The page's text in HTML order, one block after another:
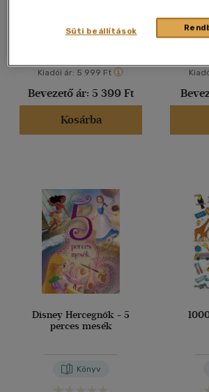
Spanyol(11)
Könyv
Kiadói ár: 5 999 Ft
Bevezető ár: 5 399 Ft
Kosárba
Disney Hercegnők - 5
perces mesék
Könyv
Süti beállítások